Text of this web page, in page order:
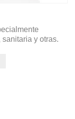
y otras.
de las
de
para las